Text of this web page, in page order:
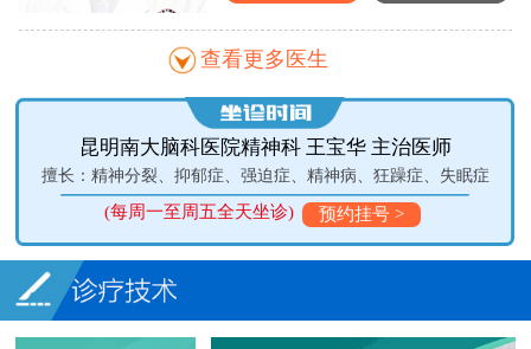
查看更多医生
昆明南大脑科医院精神科 王宝华 主治医师
擅长：精神分裂、抑郁症、强迫症、精神病、狂躁症、失眠症
(每周一至周五全天坐诊) 预约挂号 >